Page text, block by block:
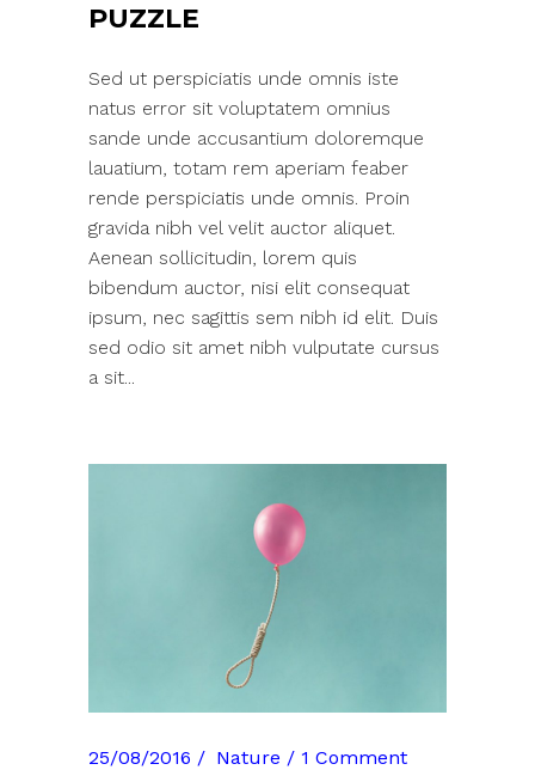
PUZZLE
Sed ut perspiciatis unde omnis iste
natus error sit voluptatem omnius
sande unde accusantium doloremque
lauatium, totam rem aperiam feaber
rende perspiciatis unde omnis. Proin
gravida nibh vel velit auctor aliquet.
Aenean sollicitudin, lorem quis
bibendum auctor, nisi elit consequat
ipsum, nec sagittis sem nibh id elit. Duis
sed odio sit amet nibh vulputate cursus
a sit...
25/08/2016 Nature 1 Comment